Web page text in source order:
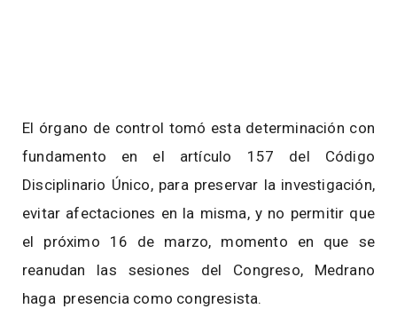
El órgano de control tomó esta determinación con
fundamento en el artículo 157 del Código
Disciplinario Único, para preservar la investigación,
evitar afectaciones en la misma, y no permitir que
el próximo 16 de marzo, momento en que se
reanudan las sesiones del Congreso, Medrano
haga presencia como congresista.